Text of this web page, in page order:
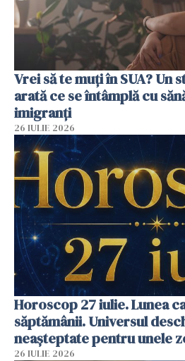
Vrei să te muți în SUA? Un
arată ce se întâmplă cu
imigranți
26 IULIE 2026
Horoscop 27 iulie. Lunea
săptămânii. Universul
neașteptate pentru unele
26 IULIE 2026